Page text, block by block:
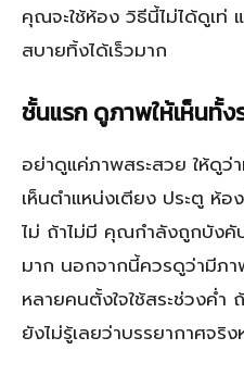
คุณจะใช้ห้อง วิธีนี้ไม่ได้ดูเ
สบายทิ้งได้เร็วมาก
ชั้นแรก ดูภาพให้เห็นทั้ง
อย่าดูแค่ภาพสระสวย ให้ดูว่
เห็นตำแหน่งเตียง ประตู ห้อ
ไม่ ถ้าไม่มี คุณกำลังถูกบังคั
มาก นอกจากนี้ควรดูว่ามีภา
หลายคนตั้งใจใช้สระช่วงค่
ยังไม่รู้เลยว่าบรรยากาศจริ